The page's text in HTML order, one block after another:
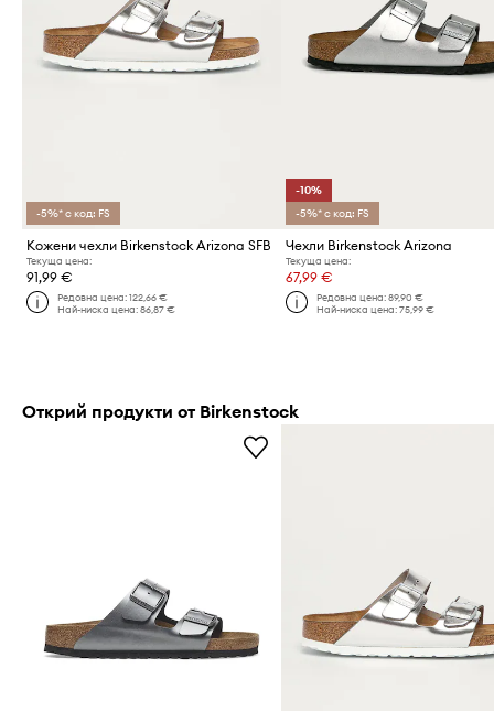
-5%* с код: FS
Кожени чехли Birkenstock Arizona SFB
Текуща цена:
91,99 €
Редовна цена:122,66 €
Най-ниска цена:86,87 €
-10%
-5%* с код: FS
Чехли Birkenstock Arizona
Текуща цена:
67,99 €
Редовна цена: 89,90 €
Най-ниска цена: 75,99 €
Открий продукти от Birkenstock